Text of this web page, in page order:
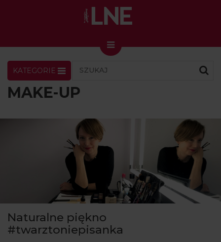
LNENEWS
Skin Master w Warszawie
49. edycja w Krakowie
VIDEO
PODCAST
MAGAZYN
O NAS
PRENUMERATA
KATEGORIE
MAKE-UP
Naturalne piękno
#twarztoniepisanka